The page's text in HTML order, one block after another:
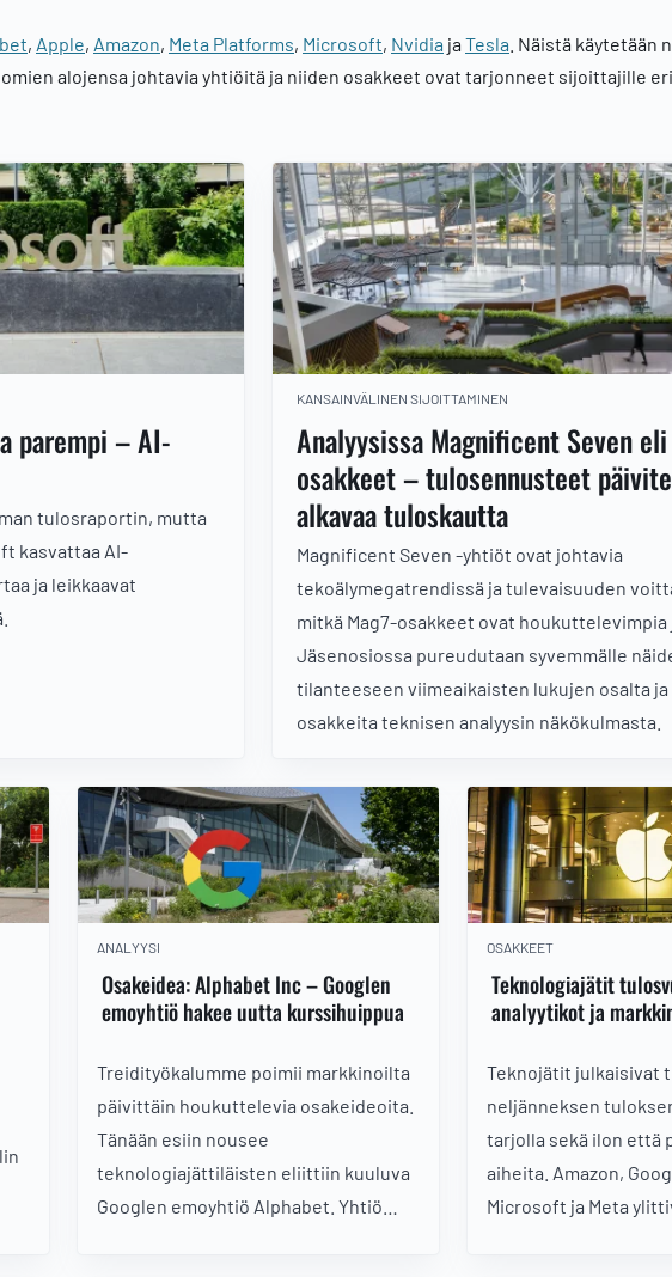
, Apple, Amazon, Meta Platforms, Microsoft, Nvidia ja Tesla . Näistä käytetään
omien alojensa johtavia yhtiöitä ja niiden osakkeet ovat tarjonneet sijoittajille
parempi – AI-
tulosraportin, mutta
kasvattaa AI-
ja leikkaavat
KANSAINVÄLINEN SIJOITTAMINEN
Analyysissa Magnificent Seven
osakkeet – tulosennusteet
alkavaa tuloskautta
Magnificent Seven -yhtiöt ovat johtavia
tekoälymegatrendissä ja tulevaisuuden
mitkä Mag7-osakkeet ovat houkuttelevimpia
Jäsenosiossa pureudutaan syvemmälle
tilanteeseen viimeaikaisten lukujen osalta
osakkeita teknisen analyysin näkökulmasta.
ANALYYSI
Osakeidea: Alphabet Inc – Googlen
emoyhtiö hakee uutta kurssihuippua
Treidityökalumme poimii markkinoilta
päivittäin houkuttelevia osakeideoita.
Tänään esiin nousee
teknologiajättiläisten eliittiin kuuluva
Googlen emoyhtiö Alphabet. Yhtiö
OSAKKEET
Teknologiajätit
analyytikot ja
Teknojätit julkaisivat
neljänneksen
tarjolla sekä ilon että
aiheita. Amazon,
Microsoft ja Meta